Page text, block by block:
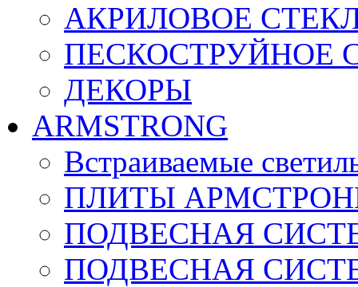
АКРИЛОВОЕ
ПЕСКОСТРУЙНОЕ
ДЕКОРЫ
ARMSTRONG
Встраиваемые
ПЛИТЫ
ПОДВЕСНАЯ
ПОДВЕСНАЯ